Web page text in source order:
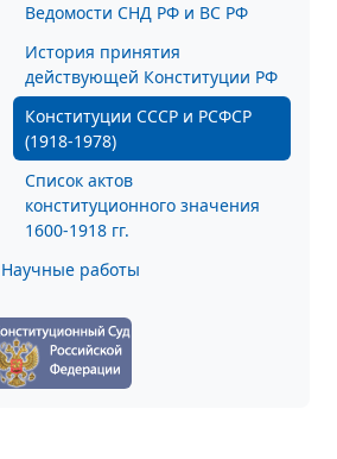
Ведомости СНД РФ и ВС РФ
История принятия
действующей Конституции РФ
Конституции СССР и РСФСР
(1918-1978)
Список актов
конституционного значения
1600-1918 гг.
Научные работы